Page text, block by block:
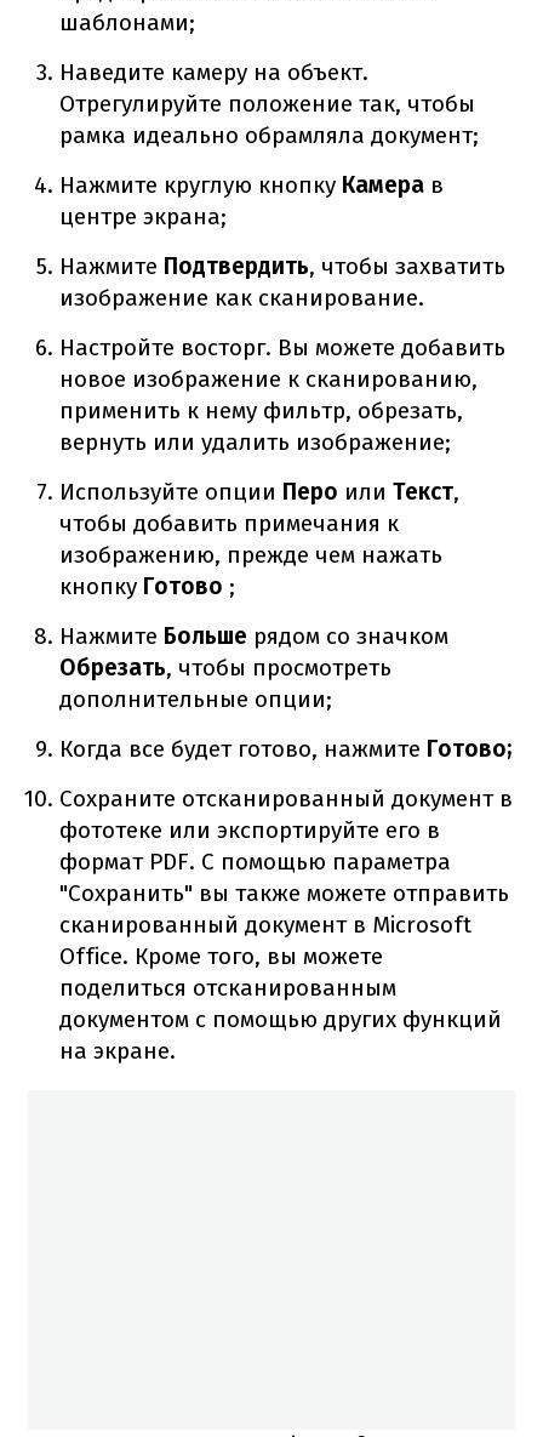
шаблонами;
Наведите камеру на объект.
Отрегулируйте положение так, чтобы
рамка идеально обрамляла документ;
Нажмите круглую кнопку Камера в
центре экрана;
Нажмите Подтвердить, чтобы захватить
изображение как сканирование.
Настройте восторг. Вы можете добавить
новое изображение к сканированию,
применить к нему фильтр, обрезать,
вернуть или удалить изображение;
Используйте опции Перо или Текст,
чтобы добавить примечания к
изображению, прежде чем нажать
кнопку Готово ;
Нажмите Больше рядом со значком
Обрезать, чтобы просмотреть
дополнительные опции;
Когда все будет готово, нажмите Готово;
Сохраните отсканированный документ в
фототеке или экспортируйте его в
формат PDF. С помощью параметра
"Сохранить" вы также можете отправить
сканированный документ в Microsoft
Office. Кроме того, вы можете
поделиться отсканированным
документом с помощью других функций
на экране.